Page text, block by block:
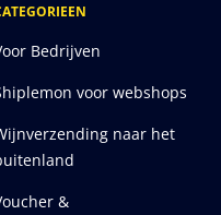
Bedrijven
voor webshops
naar het
&